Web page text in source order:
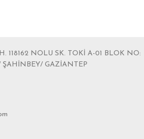
118162 NOLU SK. TOKİ A-01 BLOK NO:
ŞAHİNBEY/ GAZİANTEP